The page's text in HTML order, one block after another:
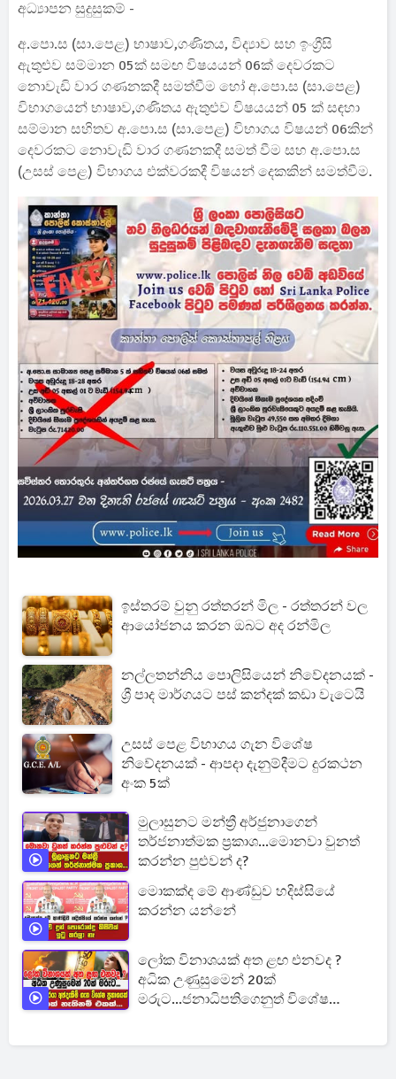
අධ්‍යාපන සුදුසුකම් -
අ.පො.ස (සා.පෙළ) භාෂාව,ගණිතය, විද්‍යාව සහ ඉංග්‍රීසි
ඇතුළුව සම්මාන 05ක් සමඟ විෂයයන් 06ක් දෙවරකට
නොවැඩි වාර ගණනකදී සමත්වීම හෝ අ.පො.ස (සා.පෙළ)
විභාගයෙන් භාෂාව,ගණිතය ඇතුළුව විෂයයන් 05 ක් සඳහා
සම්මාන සහිතව අ.පො.ස (සා.පෙළ) විභාගය විෂයන් 06කින්
දෙවරකට නොවැඩි වාර ගණනකදී සමත් වීම සහ අ.පො.ස
(උසස් පෙළ) විභාගය එක්වරකදී විෂයන් දෙකකින් සමත්වීම.
ඉස්තරම් වුනු රත්තරන් මිල - රත්තරන් වල
ආයෝජනය කරන ඔබට අද රන්මිල
නල්ලතන්නිය පොලිසියෙන් නිවේදනයක් -
ශ්‍රී පාද මාර්ගයට පස් කන්දක් කඩා වැටෙයි
උසස් පෙළ විභාගය ගැන විශේෂ
නිවේදනයක් - ආපදා දැනුම්දීමට දුරකථන
අංක 5ක්
මුලාසුනට මන්ත්‍රී අර්ජුනාගෙන්
තර්ජනාත්මක ප්‍රකාශ...මොනවා වුනත්
කරන්න පුළුවන් ද?
මොකක්ද මේ ආණ්ඩුව හදිස්සියේ
කරන්න යන්නේ
ලෝක විනාශයක් අත ළඟ එනවද ?
අධික උණුසුමෙන් 20ක්
මරුට...ජනාධිපතිගෙනුත් විශේෂ